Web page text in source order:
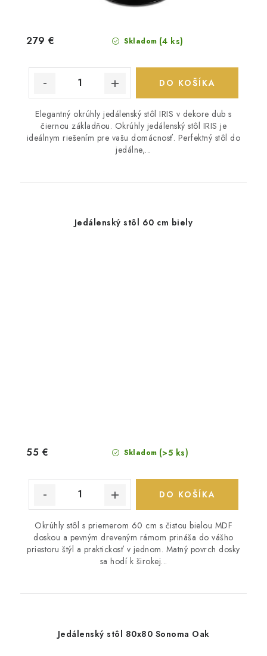
Skladom (4 ks)
279 €
DO KOŠÍKA
Elegantný okrúhly jedálenský stôl IRIS v dekore dub s
čiernou základňou. Okrúhly jedálenský stôl IRIS je
ideálnym riešením pre vašu domácnosť. Perfektný stôl do
jedálne,...
Jedálenský stôl 60 cm biely
Skladom (>5 ks)
55 €
DO KOŠÍKA
Okrúhly stôl s priemerom 60 cm s čistou bielou MDF
doskou a pevným dreveným rámom prináša do vášho
priestoru štýl a praktickosť v jednom. Matný povrch dosky
sa hodí k širokej...
Jedálenský stôl 80x80 Sonoma Oak